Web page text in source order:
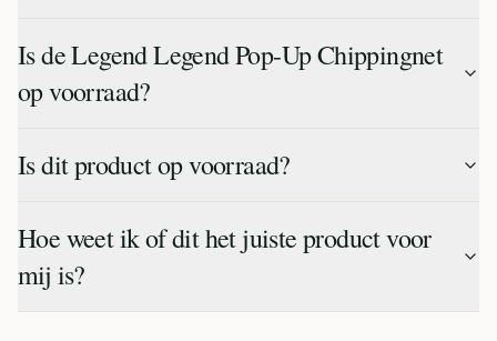
Is de Legend Legend Pop-Up Chippingnet
op voorraad?
Is dit product op voorraad?
Hoe weet ik of dit het juiste product voor
mij is?